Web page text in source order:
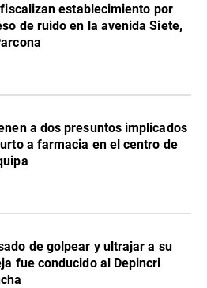
establecimiento por
de ruido en la avenida Siete,
a dos presuntos implicados
a farmacia en el centro de
de golpear y ultrajar a su
fue conducido al Depincri